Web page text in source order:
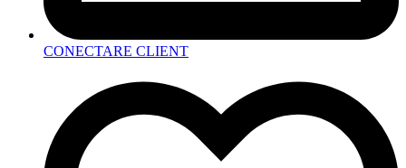
CONECTARE CLIENT